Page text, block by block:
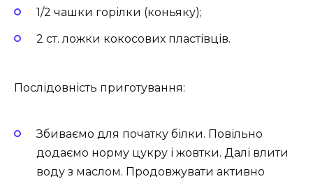
1/2 чашки горілки (коньяку);
2 ст. ложки кокосових пластівців.
Послідовність приготування:
Збиваємо для початку білки. Повільно
додаємо норму цукру і жовтки. Далі влити
воду з маслом. Продовжувати активно